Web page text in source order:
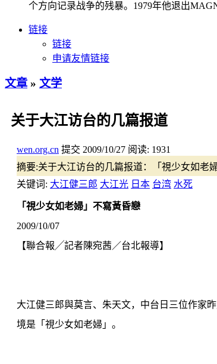
个方向记录战争的残暴。1979年他退出
链接
链接
申请友情链接
文章 » 文学
关于大江访台的几篇报道
wen.org.cn 提交 2009/10/27 阅读: 1931
摘要:关于大江访台的几篇报道：「視少女如老
关键词: 大江健三郎 大江光 日本 台湾 水死
「視少女如老婦」不寫黃昏戀
2009/10/07
【聯合報╱記者陳宛茜／台北報導】
大江健三郎與莫言、朱天文，中台日三位作家
境是「視少女如老婦」。